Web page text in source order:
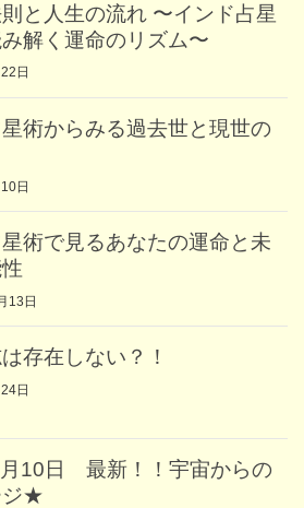
と人生の流れ 〜インド占星
解く運命のリズム〜
日
術からみる過去世と現世の
日
術で見るあなたの運命と未
13日
存在しない？！
日
10日 最新！！宇宙からの
ジ★